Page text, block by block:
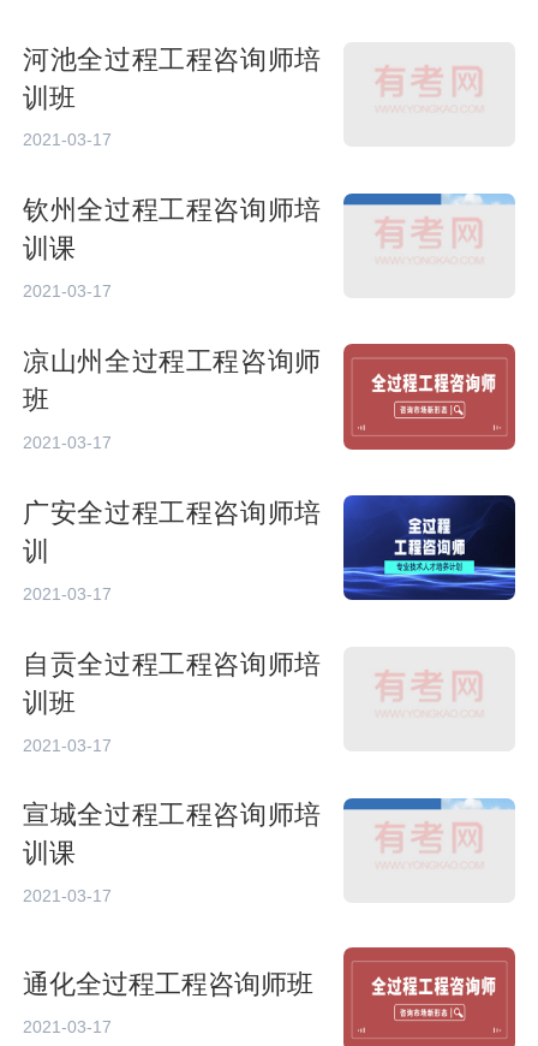
河池全过程工程咨询师培
训班
2021-03-17
钦州全过程工程咨询师培
训课
2021-03-17
凉山州全过程工程咨询师
班
2021-03-17
广安全过程工程咨询师培
训
2021-03-17
自贡全过程工程咨询师培
训班
2021-03-17
宣城全过程工程咨询师培
训课
2021-03-17
通化全过程工程咨询师班
2021-03-17